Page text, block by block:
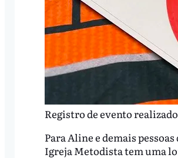
Registro de evento
Para Aline e demais
Igreja Metodista tem uma